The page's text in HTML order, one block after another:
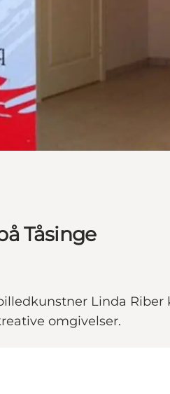
Tåsinge
Linda
omgivelser.